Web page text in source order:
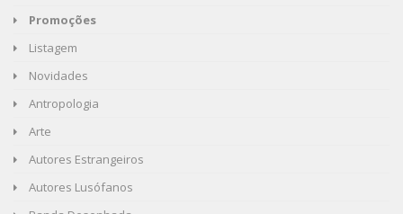
Promoções
Listagem
Novidades
Antropologia
Arte
Autores Estrangeiros
Autores Lusófanos